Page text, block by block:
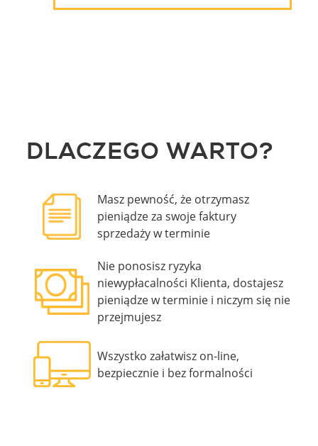
DLACZEGO WARTO?
Masz pewność, że otrzymasz
pieniądze za swoje faktury
sprzedaży w terminie
Nie ponosisz ryzyka
niewypłacalności Klienta, dostajesz
pieniądze w terminie i niczym się nie
przejmujesz
Wszystko załatwisz on-line,
bezpiecznie i bez formalności